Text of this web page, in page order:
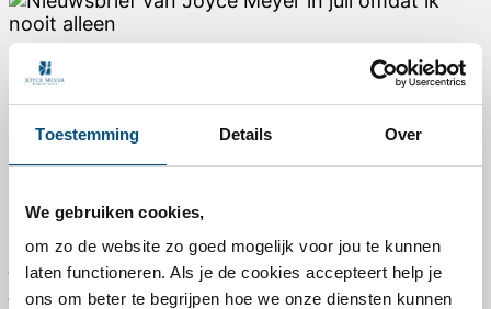
Toestemming Details Over
We gebruiken cookies,
om zo de website zo goed mogelijk voor jou te kunnen
laten functioneren. Als je de cookies accepteert help je
ons om beter te begrijpen hoe we onze diensten kunnen
Maar omdat de Heilige Geest vaak wordt gezien
als een mysterie en in sommige gevallen zelfs
wordt genegeerd of vergeten, is het helaas zo dat
veel gelovigen nooit echt Zijn aanwezigheid
gevoel dat je nieuwe richting, wijsheid of
leiding nodig hebt op een bepaald gebied in
je leven. Roep de Heilige Geest dan aan, die
je Helper en Gids is.